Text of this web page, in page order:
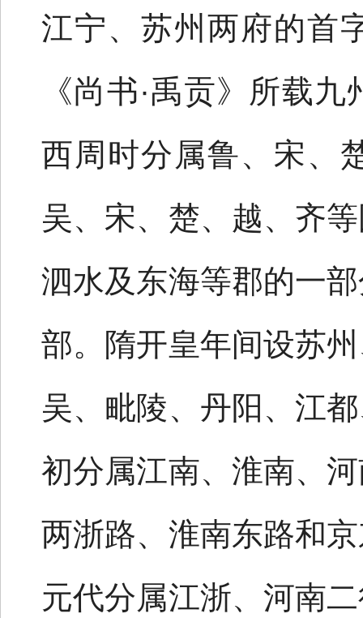
江宁、苏州两府的首
《尚书·禹贡》所载
西周时分属鲁、宋、
吴、宋、楚、越、齐
泗水及东海等郡的一
部。隋开皇年间设苏
吴、毗陵、丹阳、江
初分属江南、淮南、
两浙路、淮南东路和
元代分属江浙、河南